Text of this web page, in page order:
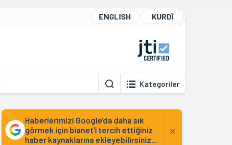
ENGLISH KURDÎ
Kategoriler
Haberlerimizi Google'da daha sık
görmek için bianet'i tercih ettiğiniz
haber kaynaklarına ekleyebilirsiniz...
×